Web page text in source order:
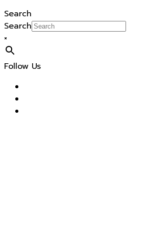
Search
Search
×
Follow Us